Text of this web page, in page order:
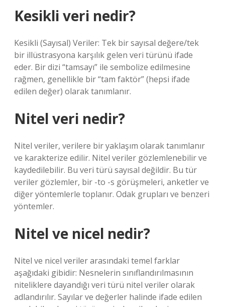
Kesikli veri nedir?
Kesikli (Sayısal) Veriler: Tek bir sayısal değere/tek
bir illüstrasyona karşılık gelen veri türünü ifade
eder. Bir dizi “tamsayı” ile sembolize edilmesine
rağmen, genellikle bir “tam faktör” (hepsi ifade
edilen değer) olarak tanımlanır.
Nitel veri nedir?
Nitel veriler, verilere bir yaklaşım olarak tanımlanır
ve karakterize edilir. Nitel veriler gözlemlenebilir ve
kaydedilebilir. Bu veri türü sayısal değildir. Bu tür
veriler gözlemler, bir -to -s görüşmeleri, anketler ve
diğer yöntemlerle toplanır. Odak grupları ve benzeri
yöntemler.
Nitel ve nicel nedir?
Nitel ve nicel veriler arasındaki temel farklar
aşağıdaki gibidir: Nesnelerin sınıflandırılmasının
niteliklere dayandığı veri türü nitel veriler olarak
adlandırılır. Sayılar ve değerler halinde ifade edilen